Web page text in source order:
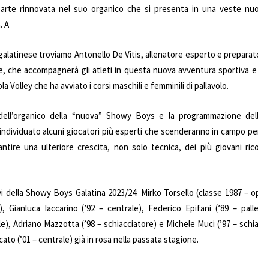
rinnovata nel suo organico che si presenta in una veste
A
troviamo Antonello De Vitis, allenatore esperto e
che accompagnerà gli atleti in questa nuova avventura sportiva
Volley che ha avviato i corsi maschili e femminili di pallavolo.
della “nuova” Showy Boys e la programmazione
alcuni giocatori più esperti che scenderanno in campo
una ulteriore crescita, non solo tecnica, dei più giovani
Showy Boys Galatina 2023/24: Mirko Torsello (classe 1987 –
Gianluca Iaccarino (’92 – centrale), Federico Epifani (’89 –
Adriano Mazzotta (’98 – schiacciatore) e Michele Muci (’97 –
(’01 – centrale) già in rosa nella passata stagione.